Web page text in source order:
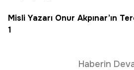
Misli Yazarı Onur Akpınar’ın
1
Haberin